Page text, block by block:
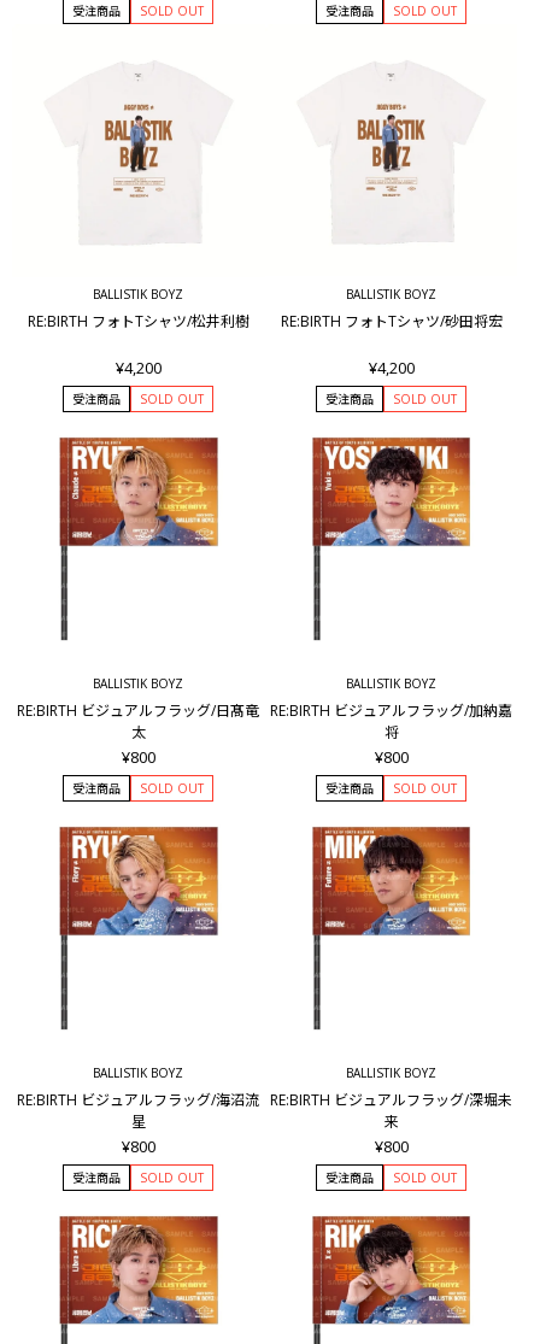
受注商品 SOLD OUT 受注商品 SOLD OUT
BALLISTIK BOYZ
RE:BIRTH フォトTシャツ/松井利樹
¥4,200
受注商品 SOLD OUT
BALLISTIK BOYZ
RE:BIRTH フォトTシャツ/砂田将宏
¥4,200
受注商品 SOLD OUT
BALLISTIK BOYZ
RE:BIRTH ビジュアルフラッグ/日髙竜
太
¥800
受注商品 SOLD OUT
BALLISTIK BOYZ
RE:BIRTH ビジュアルフラッグ/加納嘉
将
¥800
受注商品 SOLD OUT
BALLISTIK BOYZ
RE:BIRTH ビジュアルフラッグ/海沼流
星
¥800
受注商品 SOLD OUT
BALLISTIK BOYZ
RE:BIRTH ビジュアルフラッグ/深堀未
来
¥800
受注商品 SOLD OUT